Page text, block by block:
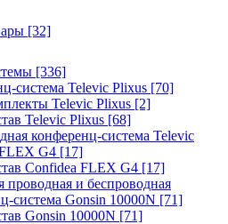
[32]
[336]
система Televic Plixus [70]
Televic Plixus [2]
Televic Plixus [68]
конференц-система Televic
G4 [17]
Confidea FLEX G4 [17]
проводная и беспроводная
система Gonsin 10000N [71]
Gonsin 10000N [71]